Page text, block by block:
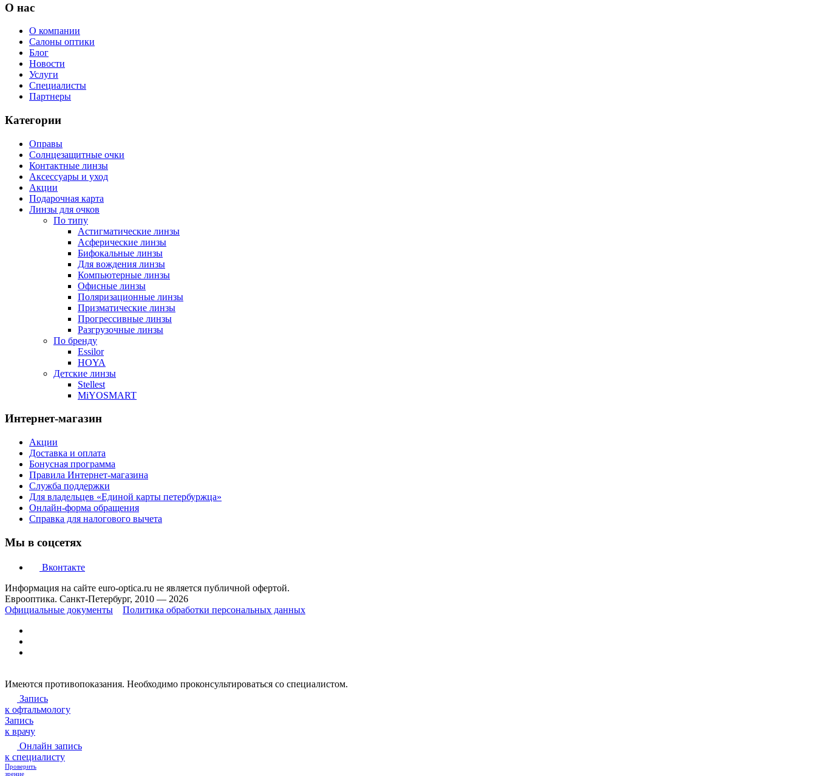
О нас
О компании
Салоны оптики
Блог
Новости
Услуги
Специалисты
Партнеры
Категории
Оправы
Солнцезащитные очки
Контактные линзы
Аксессуары и уход
Акции
Подарочная карта
Линзы для очков
По типу
Астигматические линзы
Асферические линзы
Бифокальные линзы
Для вождения линзы
Компьютерные линзы
Офисные линзы
Поляризационные линзы
Призматические линзы
Прогрессивные линзы
Разгрузочные линзы
По бренду
Essilor
HOYA
Детские линзы
Stellest
MiYOSMART
Интернет-магазин
Акции
Доставка и оплата
Бонусная программа
Правила Интернет-магазина
Служба поддержки
Для владельцев «Единой карты петербуржца»
Онлайн-форма обращения
Справка для налогового вычета
Мы в соцсетях
Вконтакте
Информация на сайте euro-optica.ru не является публичной офертой.
Еврооптика. Санкт-Петербург, 2010 — 2026
Официальные документы
Политика обработки персональных данных
Имеются противопоказания. Необходимо проконсультироваться со специалистом.
Запись
к офтальмологу
Запись
к врачу
Онлайн запись
к специалисту
Проверить
зрение